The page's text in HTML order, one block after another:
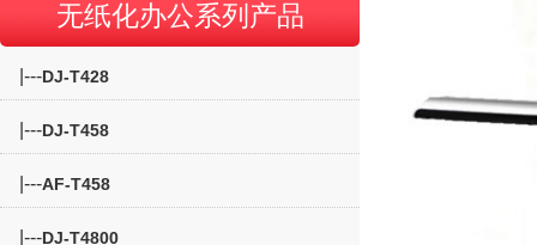
无纸化办公系列产品
|---DJ-T428
|---DJ-T458
|---AF-T458
|---DJ-T4800